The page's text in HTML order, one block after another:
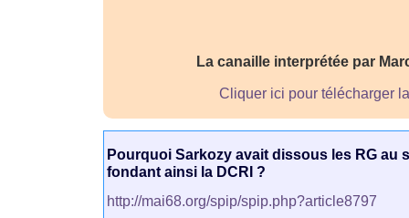
La canaille interprétée par
Cliquer ici pour télécharger
Pourquoi Sarkozy avait dissous les RG au
fondant ainsi la DCRI ?
http://mai68.org/spip/spip.php?article8797